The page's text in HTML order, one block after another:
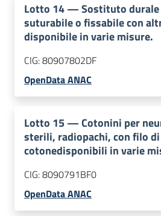
Lotto 14—Sostituto
suturabile o fissabile con
disponibile in varie misure.
CIG:80907802DF
OpenData ANAC
Lotto 15—Cotonini per
sterili, radiopachi, con filo
cotonedisponibili in varie
CIG:8090791BF0
OpenData ANAC